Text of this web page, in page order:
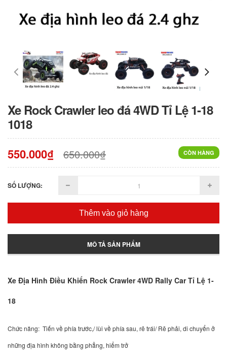
Xe Rock Crawler leo đá 4WD Tỉ Lệ 1-18
1018
CÒN HÀNG
550.000₫ 650.000₫
SỐ LƯỢNG:
Thêm vào giỏ hàng
MÔ TẢ SẢN PHẨM
Xe Địa Hình Điều Khiển Rock Crawler 4WD Rally Car Tỉ Lệ 1-
18
Chức năng: Tiến về phía trước,/ lùi về phía sau, rẽ trái/ Rẽ phải, di chuyển ở
những địa hình không bằng phẳng, hiểm trở